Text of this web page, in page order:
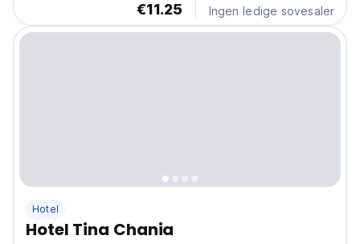
€11.25 Ingen ledige sovesaler
Hotel
Hotel Tina Chania